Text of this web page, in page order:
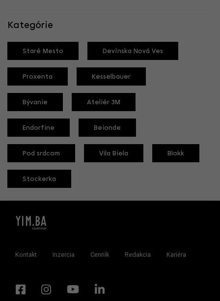
Kategórie
Staré Mesto Devínska Nová Ves
Proxenta Kesselbauer
Bývanie Ateliér 3M
Endorfine Beionde
Pod srdcom Vila Biela Blokk
Stockerka
Kontakt Inzercia Cenník Redakcia Kariéra